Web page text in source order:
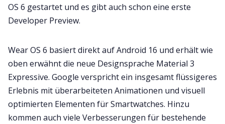
OS 6 gestartet und es gibt auch schon eine erste
Developer Preview.
Wear OS 6 basiert direkt auf Android 16 und erhält wie
oben erwähnt die neue Designsprache Material 3
Expressive. Google verspricht ein insgesamt flüssigeres
Erlebnis mit überarbeiteten Animationen und visuell
optimierten Elementen für Smartwatches. Hinzu
kommen auch viele Verbesserungen für bestehende